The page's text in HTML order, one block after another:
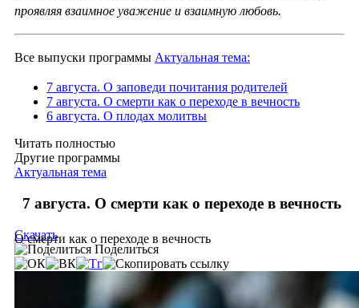
проявляя взаимное уважение и взаимную любовь.
Все выпуски программы Актуальная тема:
7 августа. О заповеди почитания родителей
7 августа. О смерти как о переходе в вечность
6 августа. О плодах молитвы
Читать полностью
Другие программы
Актуальная тема
7 августа. О смерти как о переходе в вечность
О смерти как о переходе в вечность
Скачать
Поделиться